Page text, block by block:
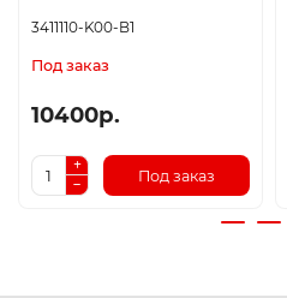
3411110-K00-B1
Под заказ
10400р.
Под заказ